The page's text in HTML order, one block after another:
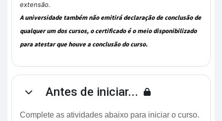
extensão.
A universidade também não emitirá declaração de conclusão de
qualquer um dos cursos, o certificado é o meio disponibilizado
para atestar que houve a conclusão do curso.
ContrairAntes de iniciar...
Complete as atividades abaixo para iniciar o curso.